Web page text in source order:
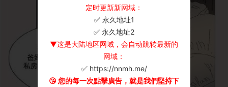
定时更新新网域：
✅ 永久地址1
✅ 永久地址2
▼这是大陆地区网域，会自动跳转最新的
网域：
✅ https://nnmh.me/
😘 您的每一次點擊廣告，就是我們堅持下